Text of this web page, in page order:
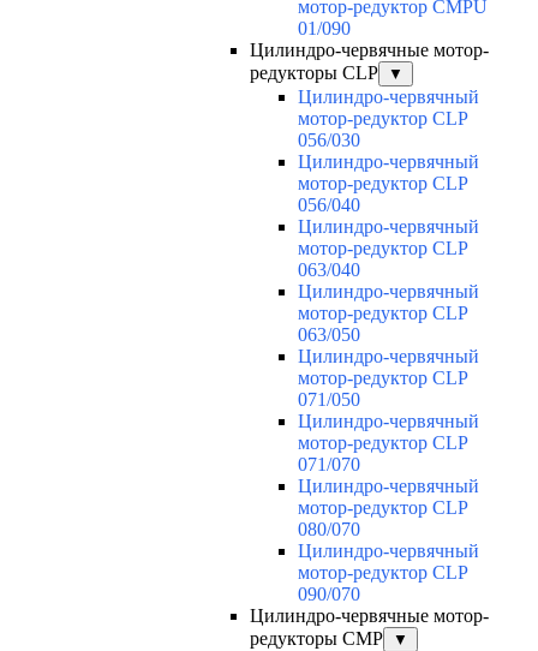
мотор-редуктор CMPU
01/090
Цилиндро-червячные мотор-
редукторы CLP
▼
Цилиндро-червячный
мотор-редуктор CLP
056/030
Цилиндро-червячный
мотор-редуктор CLP
056/040
Цилиндро-червячный
мотор-редуктор CLP
063/040
Цилиндро-червячный
мотор-редуктор CLP
063/050
Цилиндро-червячный
мотор-редуктор CLP
071/050
Цилиндро-червячный
мотор-редуктор CLP
071/070
Цилиндро-червячный
мотор-редуктор CLP
080/070
Цилиндро-червячный
мотор-редуктор CLP
090/070
Цилиндро-червячные мотор-
редукторы CMP
▼